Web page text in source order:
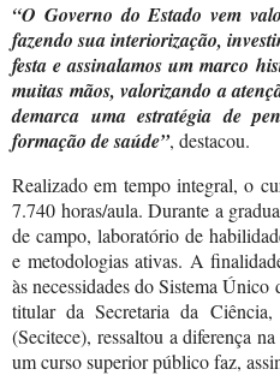
“O Governo do Estado vem
fazendo sua interiorização,
festa e assinalamos um marco
muitas mãos, valorizando a
demarca uma estratégia de
formação de saúde”, destacou.
Realizado em tempo integral, o
7.740 horas/aula. Durante a
de campo, laboratório de
e metodologias ativas. A
às necessidades do Sistema
titular da Secretaria da
(Secitece), ressaltou a diferença
um curso superior público faz,